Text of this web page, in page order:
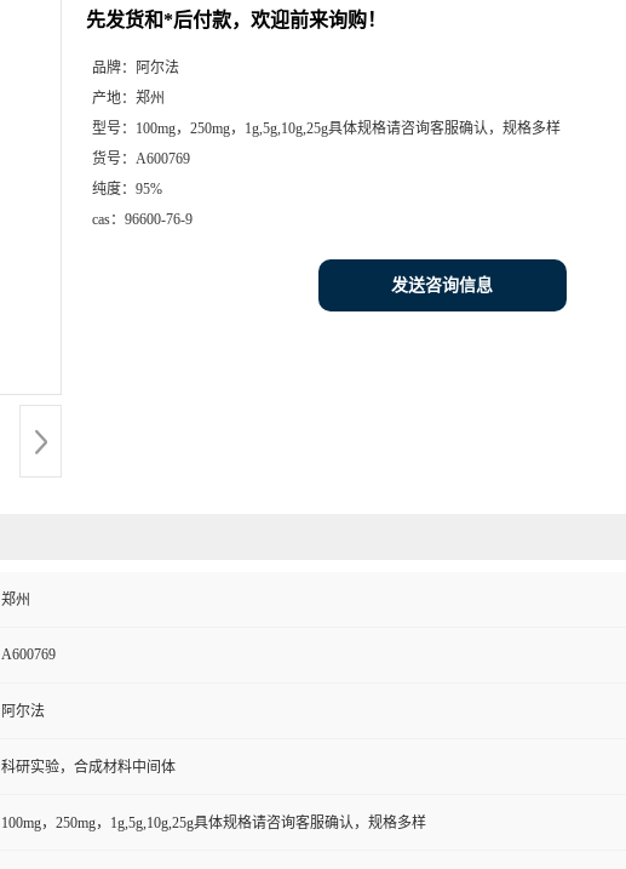
先发货和*后付款，欢迎前来询购！
品牌：
阿尔法
产地： 郑州
型号： 100mg，250mg，1g,5g,10g,25g具体规格请咨询客服确认，规格多样
货号： A600769
纯度： 95%
cas： 96600-76-9
发送咨询信息
郑州
A600769
阿尔法
科研实验，合成材料中间体
100mg，250mg，1g,5g,10g,25g具体规格请咨询客服确认，规格多样